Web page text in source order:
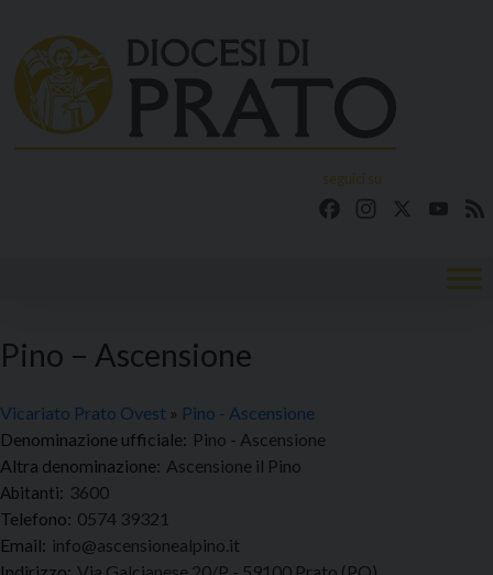
content
seguici su
FacebookInstagram
Pino – Ascensione
Vicariato Prato Ovest » Pino - Ascensione
Denominazione ufficiale: Pino - Ascensione
Altra denominazione: Ascensione il Pino
3600
Telefono: 0574 39321
Email: info@ascensionealpino.it